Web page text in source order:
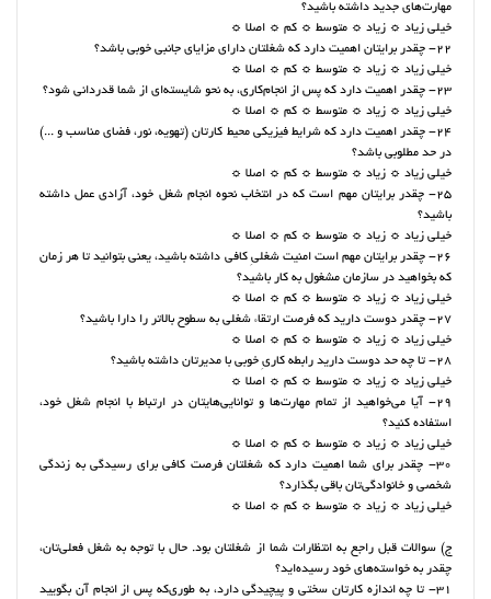
مهارت‌های جدید داشته باشید؟
خیلی زیاد ☼ زیاد ☼ متوسط ☼ کم ☼ اصلا ☼
22- چقدر برایتان اهمیت دارد که شغلتان دارای مزایای جانبی خوبی باشد؟
خیلی زیاد ☼ زیاد ☼ متوسط ☼ کم ☼ اصلا ☼
23- چقدر اهمیت دارد که پس از انجام‌کاری، به نحو شایسته‌ای از شما قدردانی شود؟
خیلی زیاد ☼ زیاد ☼ متوسط ☼ کم ☼ اصلا ☼
24- چقدر اهمیت دارد که شرایط فیزیکی محیط کارتان (تهویه، نور، فضای مناسب و ...)
در حد مطلوبی باشد؟
خیلی زیاد ☼ زیاد ☼ متوسط ☼ کم ☼ اصلا ☼
25- چقدر برایتان مهم است که در انتخاب نحوه‌ انجام شغل خود، آزادی عمل داشته
باشید؟
خیلی زیاد ☼ زیاد ☼ متوسط ☼ کم ☼ اصلا ☼
26- چقدر برایتان مهم است امنیت شغلیِ کافی داشته باشید، یعنی بتوانید تا هر زمان
که بخواهید در سازمان مشغول به کار باشید؟
خیلی زیاد ☼ زیاد ☼ متوسط ☼ کم ☼ اصلا ☼
27- چقدر دوست دارید که فرصت ارتقاء شغلی به سطوح بالاتر را دارا باشید؟
خیلی زیاد ☼ زیاد ☼ متوسط ☼ کم ☼ اصلا ☼
28- تا چه حد دوست دارید رابطه‌ کاریِ خوبی با مدیرتان داشته باشید؟
خیلی زیاد ☼ زیاد ☼ متوسط ☼ کم ☼ اصلا ☼
29- آیا می‌خواهید از تمام مهارت‌ها و توانایی‌هایتان در ارتباط با انجام شغل خود،
استفاده کنید؟
خیلی زیاد ☼ زیاد ☼ متوسط ☼ کم ☼ اصلا ☼
30- چقدر برای شما اهمیت دارد که شغلتان فرصت کافی برای رسیدگی به زندگی
شخصی و خانوادگی‌تان باقی بگذارد؟
خیلی زیاد ☼ زیاد ☼ متوسط ☼ کم ☼ اصلا ☼
ج) سوالات قبل راجع به انتظارات شما از شغلتان ‌بود. حال با توجه به شغل فعلی‌تان،
چقدر به خواسته‌های خود رسیده‌اید؟
31- تا چه اندازه کارتان سختی و پیچیدگی دارد، به طوری‌که پس از انجام آن بگویید